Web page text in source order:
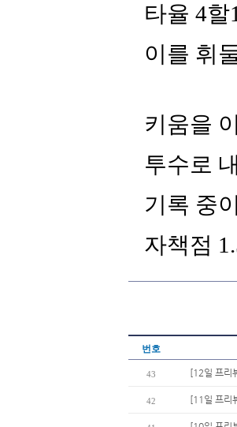
타율 4
이를 휘
키움을
투수로
기록 중
자책점
번호
43 [12일 프리
42 [11일 프리